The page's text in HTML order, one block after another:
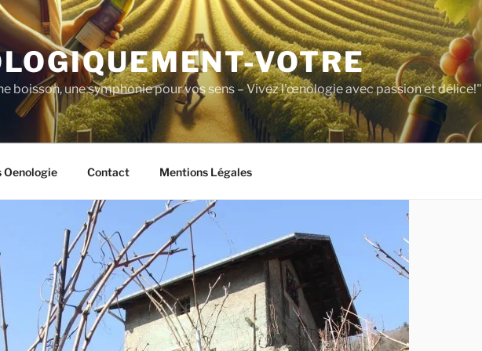
VOTRE
boisson, une symphonie pour vos sens – Vivez l'œnologie avec passion et délice!"
Oenologie Contact Mentions Légales